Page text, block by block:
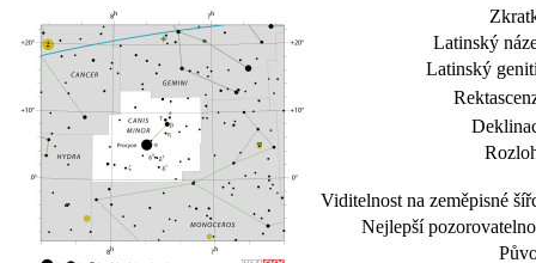
Latinský
Latinský
Viditelnost na zeměpisné
Nejlepší